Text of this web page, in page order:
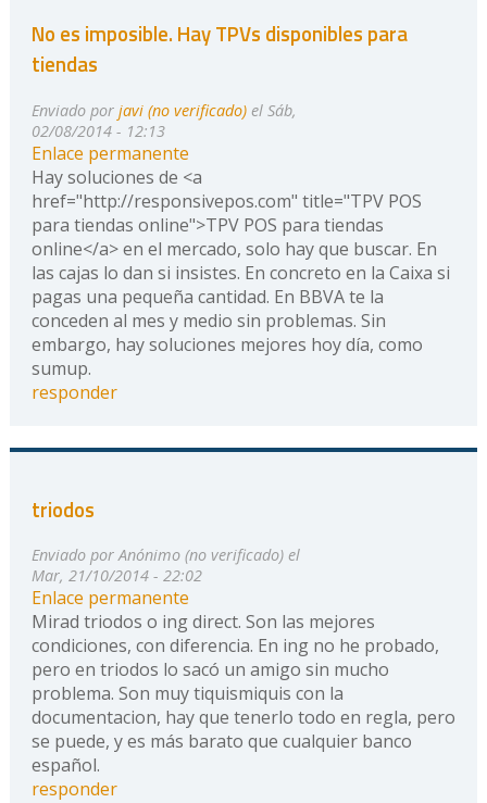
No es imposible. Hay TPVs disponibles para
tiendas
Enviado por javi (no verificado)el Sáb,
02/08/2014 - 12:13
Enlace permanente
Hay soluciones de <a
href="http://responsivepos.com" title="TPV POS
para tiendas online">TPV POS para tiendas
online</a> en el mercado, solo hay que buscar. En
las cajas lo dan si insistes. En concreto en la Caixa si
pagas una pequeña cantidad. En BBVA te la
conceden al mes y medio sin problemas. Sin
embargo, hay soluciones mejores hoy día, como
sumup.
responder
triodos
Enviado porAnónimo (no verificado)el
Mar, 21/10/2014 - 22:02
Enlace permanente
Mirad triodos o ing direct. Son las mejores
condiciones, con diferencia. En ing no he probado,
pero en triodos lo sacó un amigo sin mucho
problema. Son muy tiquismiquis con la
documentacion, hay que tenerlo todo en regla, pero
se puede, y es más barato que cualquier banco
español.
responder